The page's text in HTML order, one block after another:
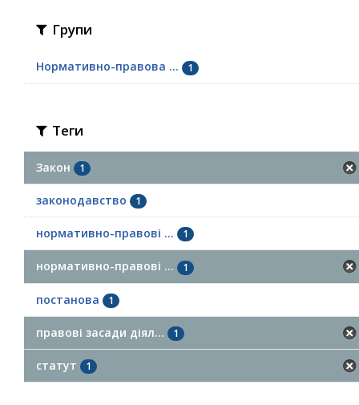
Групи
Нормативно-правова ... 1
Теги
Закон 1
законодавство 1
нормативно-правові ... 1
нормативно-правові ... 1
постанова 1
правові засади діял... 1
статут 1